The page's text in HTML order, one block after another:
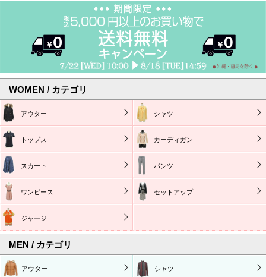
WOMEN / カテゴリ
アウター シャツ
トップス カーディガン
スカート パンツ
ワンピース セットアップ
ジャージ
MEN / カテゴリ
アウター シャツ